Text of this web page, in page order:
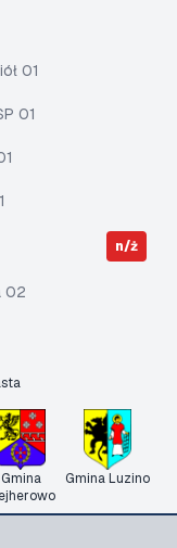
01
01
n/ż
02
Gmina
Gmina Luzino